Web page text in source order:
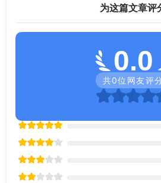
为这篇文章评
0.0
共0位网友评